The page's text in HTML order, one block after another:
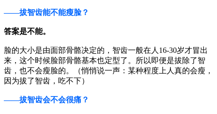
——拔智齿能不能瘦脸？
答案是不能。
脸的大小是由面部骨骼决定的，智齿一般在人16-30岁才冒出
来，这个时候脸部骨骼基本也定型了。所以即便是拔除了智
齿，也不会瘦脸的。（悄悄说一声：某种程度上人真的会瘦，
因为拔了智齿，吃不下）
——拔智齿会不会很痛？